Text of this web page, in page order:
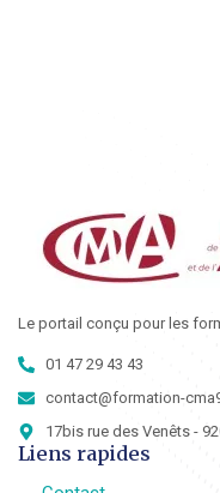
Le portail conçu pour les
01 47 29 43 43
contact@formation-
17bis rue des Venêts -
Liens rapides